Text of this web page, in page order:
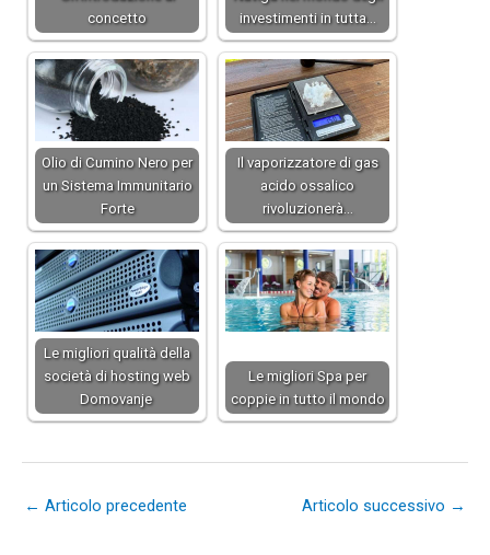
concetto
investimenti in tutta…
Olio di Cumino Nero per
un Sistema Immunitario
Forte
Il vaporizzatore di gas
acido ossalico
rivoluzionerà…
Le migliori qualità della
società di hosting web
Domovanje
Le migliori Spa per
coppie in tutto il mondo
← Articolo precedente Articolo successivo →